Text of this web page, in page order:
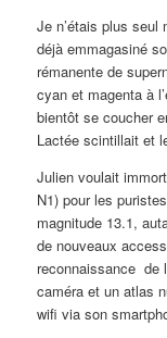
Je n’étais plus seul
déjà emmagasiné
rémanente de
cyan et magenta à
bientôt se coucher
Lactée scintillait et
Julien voulait
N1) pour les
magnitude 13.1,
de nouveaux
reconnaissance de
caméra et un atlas
wifi via son